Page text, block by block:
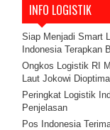
INFO LOGISTIK
Siap Menjadi Smart
Indonesia Terapkan
Ongkos Logistik RI
Laut Jokowi
Peringkat Logistik
Penjelasan
Pos Indonesia